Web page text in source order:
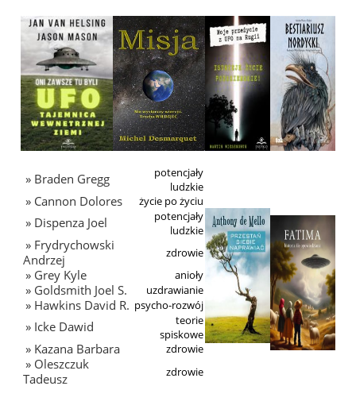
» Braden Gregg
potencjały
ludzkie
» Cannon Dolores życie po życiu
» Dispenza Joel
potencjały
ludzkie
» Frydrychowski
Andrzej
zdrowie
» Grey Kyle anioły
» Goldsmith Joel S. uzdrawianie
» Hawkins David R. psycho-rozwój
» Icke Dawid
teorie
spiskowe
» Kazana Barbara zdrowie
» Oleszczuk
Tadeusz
zdrowie